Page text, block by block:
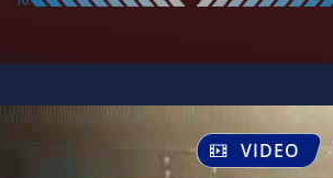
VIDEO